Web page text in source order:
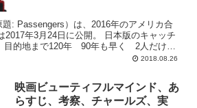
題: Passengers）は、2016年のアメリカ合
24日に公開。 日本版のキャッチ
目的地まで120年 90年も早く 2人だけが
2018.08.26
映画ビューティフルマインド、あ
らすじ、考察、チャールズ、実